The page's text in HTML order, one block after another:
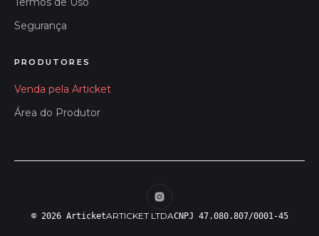
Segurança
PRODUTORES
Venda pela Articket
Área do Produtor
© 2026 ArticketARTICKET LTDACNPJ 47.080.807/0001-45